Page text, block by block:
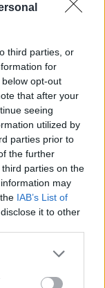
third parties, or
for
opt-out
that after your
seeing
utilized by
parties prior to
the further
parties on the
may
IAB’s List of
it to other
or more Google
may click to
στους
επεσήμανε
έλεγχο των
πολλές
έλλειψης